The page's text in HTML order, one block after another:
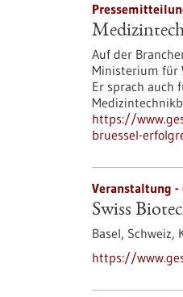
Auf der
Ministerium für
Er sprach auch
https://
bruessel-
Veranstaltung -
Swiss
Basel, Schweiz,
https://